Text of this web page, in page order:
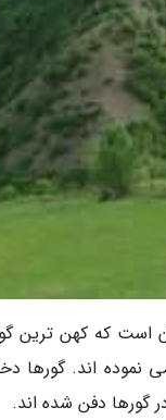
است که کهن ترین
نموده اند.
گورها دفن شده اند.